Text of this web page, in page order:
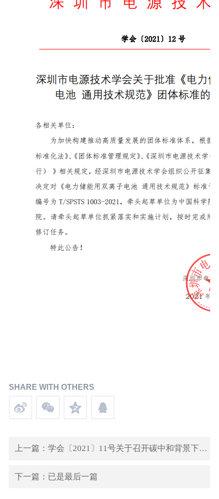
SHARE WITH OTHERS
上一篇：学会〔2021〕11号关于召开碳中和背景下先进电池标准研讨会的通知 -已签章(1)
下一篇：已是最后一篇